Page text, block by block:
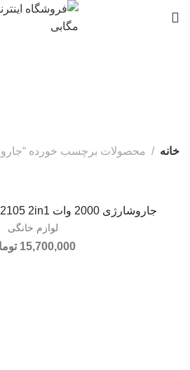
خانه محصولات برچسب خورده
افزودن به سبد جاروشارژی 2000 وات Mebashi ME-ECM2105 2in1
لوازم خانگی
15,700,000